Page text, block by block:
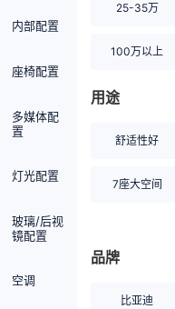
内部配置
座椅配置
多媒体配
置
灯光配置
玻璃/后视
镜配置
空调
25-35万
100万以上
用途
舒适性好
7座大空间
品牌
比亚迪